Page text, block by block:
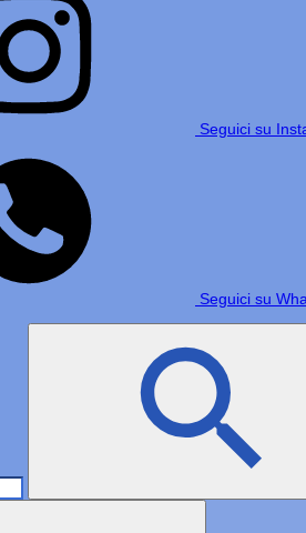
Seguici su
Seguici su